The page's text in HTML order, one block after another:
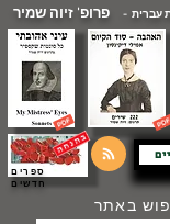
עברית -פרופ' זיוה שמיר
ספרים
חדשים
באתר